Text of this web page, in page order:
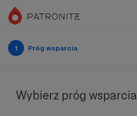
1 Próg wsparcia
Wybierz próg wsparcia